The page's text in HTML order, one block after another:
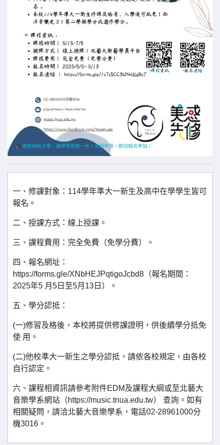
一、修課對象：114學年準大一新生及高中在學學生皆可
報名。
二、授課方式：線上授課。
三、課程費用：完全免費（免學分費）。
四、報名網址：
https://forms.gle/XNbHEJPqtigoJcbd8（報名期間：
2025年5 月5日至5月13日）。
五、學分認抵：
(一)修習及格後，本校將提供修課證明，供後續學分抵免
使 用。
(二)他校準大一新生之學分認抵，請依各校規定，由各校
自行認定。
六、課程相資訊請參考附件EDM及課程大綱或至北藝大
音樂學系網站（https://music.tnua.edu.tw） 查詢。如有
相關疑問，請洽北藝大音樂學系，電話02-28961000分
機3016。